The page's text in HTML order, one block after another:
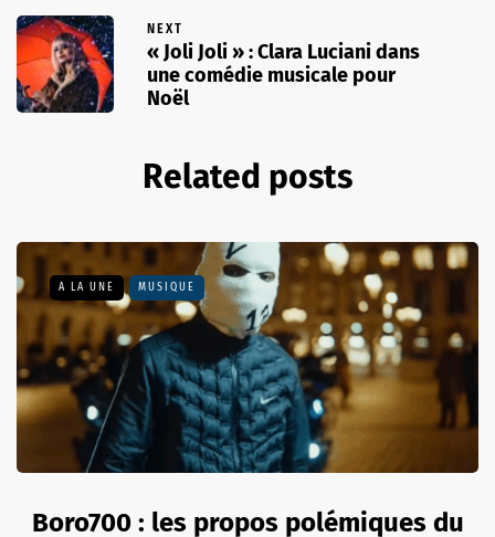
NEXT
« Joli Joli » : Clara Luciani dans
une comédie musicale pour
Noël
Related posts
A LA UNE MUSIQUE
Boro700 : les propos polémiques du